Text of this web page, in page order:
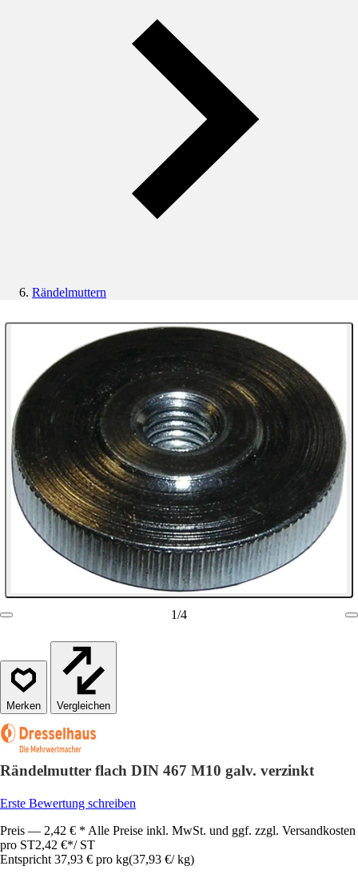
Rändelmuttern
1/4
Vergleichen
Rändelmutter flach DIN 467 M10 galv. verzinkt
Erste Bewertung schreiben
Preis — 2,42 € * Alle Preise inkl. MwSt. und ggf. zzgl. Versandkosten
pro ST2,42 €*/ ST
Entspricht 37,93 € pro kg(37,93 €/ kg)